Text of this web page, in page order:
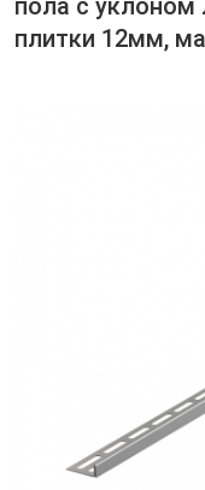
пола с уклоном
плитки 12мм,